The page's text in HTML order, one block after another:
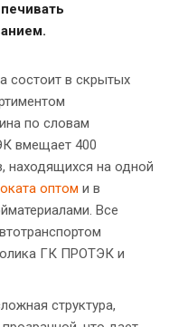
состоит в скрытых
по словам
вмещает 400
находящихся на одной
оптом и в
Все
ГК ПРОТЭК и
структура,